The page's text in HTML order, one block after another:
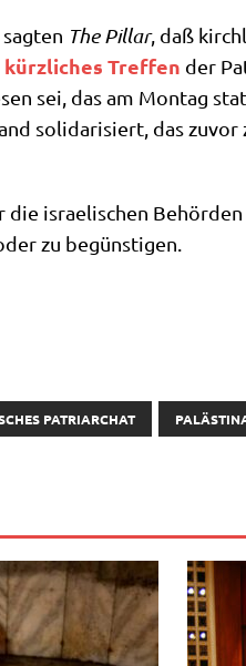
The Pil­lar, daß
kürz­li­ches Tref­fen der
sei, das am Mon­tag
soli­da­ri­siert, das
israe­li­schen
zu begünstigen.
PATRIARCHAT